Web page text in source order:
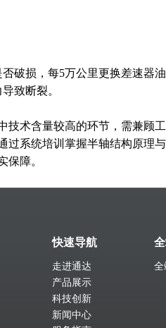
破损，每5万公里更换差速器
致断裂。
技术含量较高的环节，需兼顾
过系统培训掌握半轴结构原理
保障。
快速导航
走进通达
产品展示
科技创新
新闻中心
全